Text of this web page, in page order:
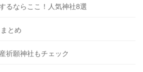
るならここ！人気神社8選
とめ
祈願神社もチェック